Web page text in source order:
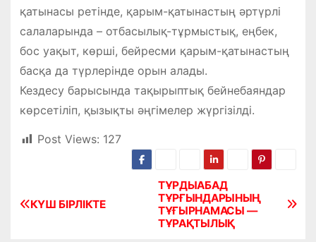
қатынасы ретінде, қарым-қатынастың әртүрлі
салаларында – отбасылық-тұрмыстық, еңбек,
бос уақыт, көрші, бейресми қарым-қатынастың
басқа да түрлерінде орын алады.
Кездесу барысында тақырыптық бейнебаяндар
көрсетіліп, қызықты әңгімелер жүргізілді.
Post Views: 127
Н
ТҰРДЫАБАД
ТҰРҒЫНДАРЫНЫҢ
ТҰҒЫРНАМАСЫ —
ТҰРАҚТЫЛЫҚ
КҮШ БІРЛІКТЕ